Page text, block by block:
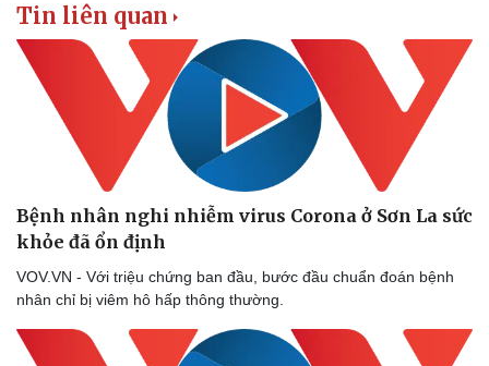
Tin liên quan
Bệnh nhân nghi nhiễm virus Corona ở Sơn La sức
khỏe đã ổn định
VOV.VN - Với triệu chứng ban đầu, bước đầu chuẩn đoán bệnh
nhân chỉ bị viêm hô hấp thông thường.